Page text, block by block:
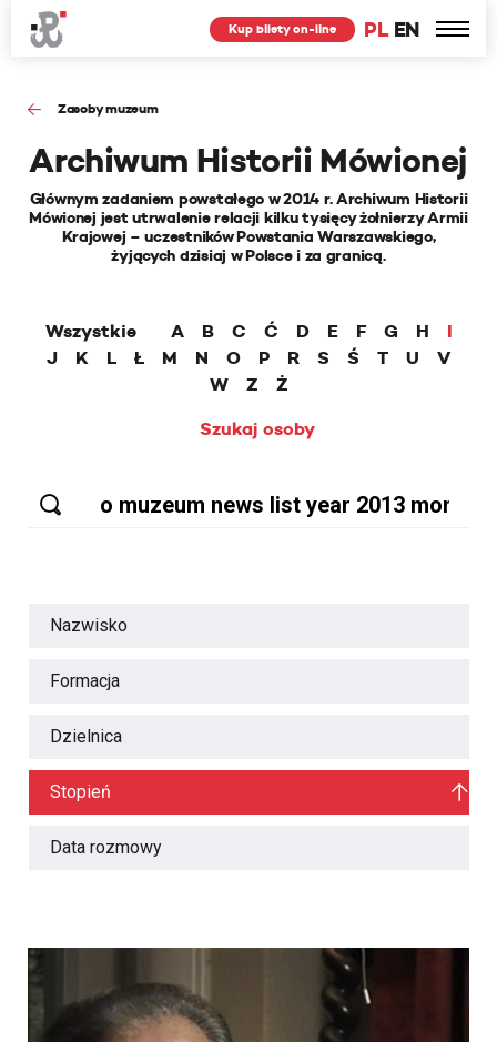
PL EN
Kup bilety on-line
Zasoby muzeum
Archiwum Historii Mówionej
Głównym zadaniem powstałego w 2014 r. Archiwum Historii
Mówionej jest utrwalenie relacji kilku tysięcy żołnierzy Armii
Krajowej – uczestników Powstania Warszawskiego,
żyjących dzisiaj w Polsce i za granicą.
Wszystkie A B C Ć D E F G H
I
J
K L Ł M N O P R S Ś T U
V
W
Z
Ż
Szukaj osoby
Nazwisko
Formacja
Dzielnica
Stopień
Data rozmowy